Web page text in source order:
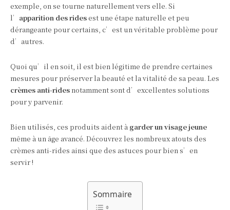
exemple, on se tourne naturellement vers elle. Si
l’ apparition des ridesest une étape naturelle et peu
dérangeante pour certains, c’est un véritable problème pour
d’autres.
Quoi qu’il en soit, il est bien légitime de prendre certaines
mesures pour préserver la beauté et la vitalité de sa peau. Les
crèmes anti-ridesnotamment sont d’excellentes solutions
pour y parvenir.
Bien utilisés, ces produits aident à garder un visage jeune
même à un âge avancé. Découvrez les nombreux atouts des
crèmes anti-rides ainsi que des astuces pour bien s’en
servir !
Sommaire